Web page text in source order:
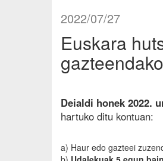
2022/07/27
Euskara
Deialdi honek 2022.
hartuko ditu kontuan:
a) Haur edo gazteei